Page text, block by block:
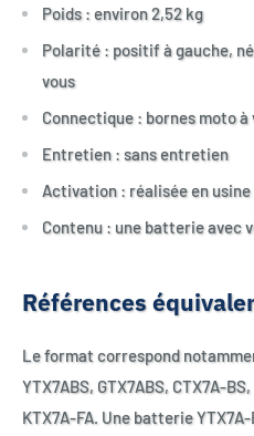
Poids : environ 2,52 kg
Polarité : positif à gauche,
vous
Connectique : bornes moto à
Entretien : sans entretien
Activation : réalisée en usine
Contenu : une batterie avec
Références
Le format correspond
YTX7ABS, GTX7ABS, CTX7A-
KTX7A-FA. Une batterie